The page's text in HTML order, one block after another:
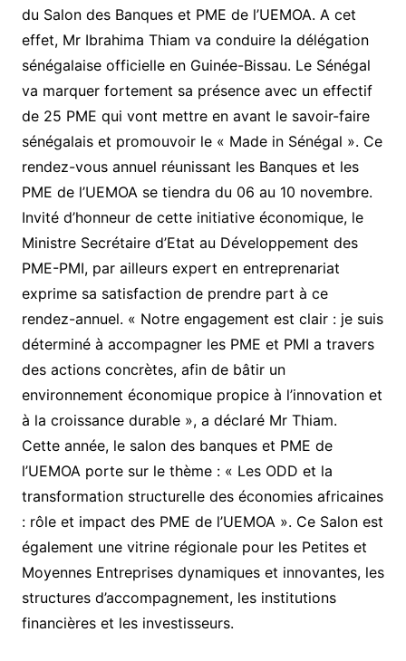
du Salon des Banques et PME de l’UEMOA. A cet
effet, Mr Ibrahima Thiam va conduire la délégation
sénégalaise officielle en Guinée-Bissau. Le Sénégal
va marquer fortement sa présence avec un effectif
de 25 PME qui vont mettre en avant le savoir-faire
sénégalais et promouvoir le « Made in Sénégal ». Ce
rendez-vous annuel réunissant les Banques et les
PME de l’UEMOA se tiendra du 06 au 10 novembre.
Invité d’honneur de cette initiative économique, le
Ministre Secrétaire d’Etat au Développement des
PME-PMI, par ailleurs expert en entreprenariat
exprime sa satisfaction de prendre part à ce
rendez-annuel. « Notre engagement est clair : je suis
déterminé à accompagner les PME et PMI a travers
des actions concrètes, afin de bâtir un
environnement économique propice à l’innovation et
à la croissance durable », a déclaré Mr Thiam.
Cette année, le salon des banques et PME de
l’UEMOA porte sur le thème : « Les ODD et la
transformation structurelle des économies africaines
: rôle et impact des PME de l’UEMOA ». Ce Salon est
également une vitrine régionale pour les Petites et
Moyennes Entreprises dynamiques et innovantes, les
structures d’accompagnement, les institutions
financières et les investisseurs.